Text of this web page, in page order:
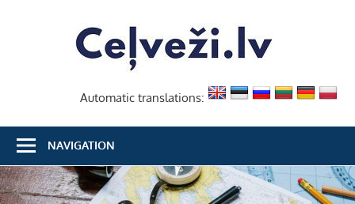
Automatic translations:
NAVIGATION